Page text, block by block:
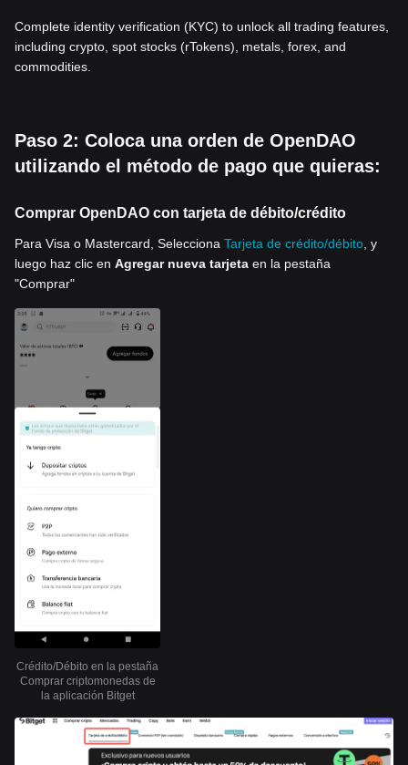
Complete identity verification (KYC) to unlock all trading features,
including crypto, spot stocks (rTokens), metals, forex, and
commodities.
Paso 2: Coloca una orden de OpenDAO
utilizando el método de pago que quieras:
Comprar OpenDAO con tarjeta de débito/crédito
Para Visa o Mastercard, Selecciona Tarjeta de crédito/débito , y
luego haz clic en Agregar nueva tarjeta en la pestaña
"Comprar"
Crédito/Débito en la pestaña
Comprar criptomonedas de
la aplicación Bitget